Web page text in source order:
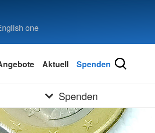
one
Aktuell Spenden
Spenden